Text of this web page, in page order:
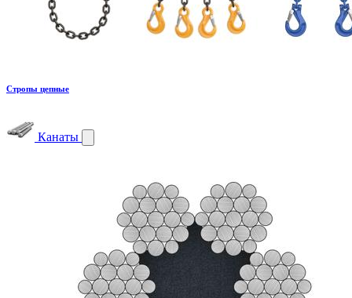
Стропы цепные
Канаты